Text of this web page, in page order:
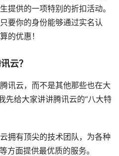
提供的一项特别的折扣活动。
要你的身份能够通过实名认
的优惠！
云？
讯云，而不是其他那些也在大
先给大家讲讲腾讯云的“八大特
拥有顶尖的技术团队，为各种
方面提供最优质的服务。